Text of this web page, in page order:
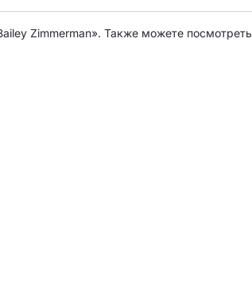
Zimmerman». Также можете посмотреть